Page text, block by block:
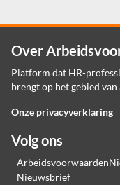
Over
Platform dat HR-
brengt op het gebied
Onze privacyverklaring
Volg ons
Nieuwsbrief